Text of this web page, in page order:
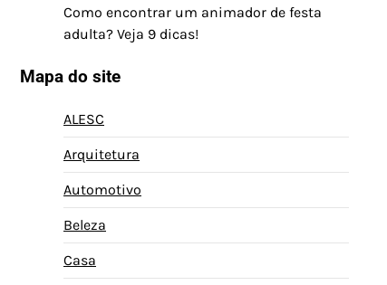
Como encontrar um animador de festa
adulta? Veja 9 dicas!
Mapa do site
ALESC
Arquitetura
Automotivo
Beleza
Casa